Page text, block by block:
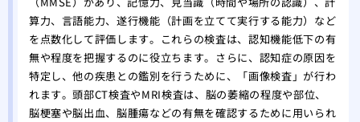
算力、言語能力、遂行機能（計画を立てて実行する能力）など
を点数化して評価します。これらの検査は、認知機能低下の有
無や程度を把握するのに役立ちます。さらに、認知症の原因を
特定し、他の疾患との鑑別を行うために、「画像検査」が行わ
れます。頭部CT検査やMRI検査は、脳の萎縮の程度や部位、
脳梗塞や脳出血、脳腫瘍などの有無を確認するために用いられ